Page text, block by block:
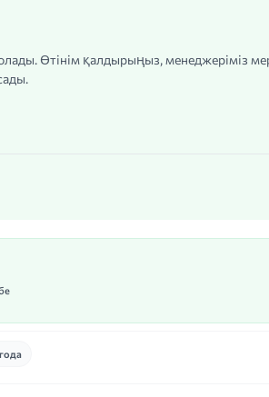
Өтінім қалдырыңыз, менеджеріміз